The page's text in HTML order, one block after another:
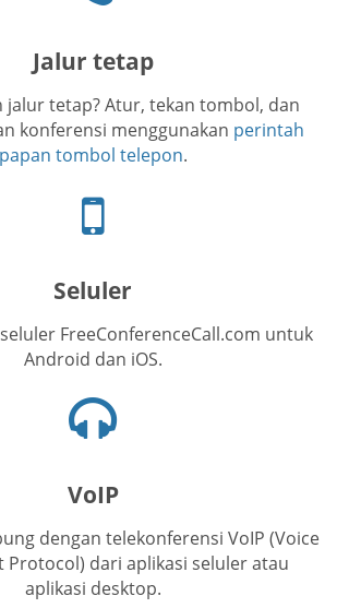
Jalur tetap
jalur tetap? Atur, tekan tombol, dan
konferensi menggunakan perintah
papan tombol telepon.
Ikon
telepon
Seluler
FreeConferenceCall.com untuk
Android dan iOS.
headset
VoIP
dengan telekonferensi VoIP (Voice
Protocol) dari aplikasi seluler atau
aplikasi desktop.